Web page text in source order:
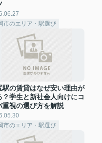
市のエリア・駅選び
駅の賃貸はなぜ安い理由が
？学生と新社会人向けにコ
重視の選び方を解説
市のエリア・駅選び